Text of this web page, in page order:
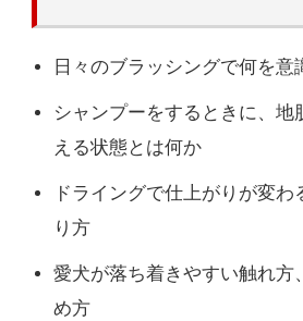
日々のブラッシングで何を意
シャンプーをするときに、地
える状態とは何か
ドライングで仕上がりが変
り方
愛犬が落ち着きやすい触れ方
め方